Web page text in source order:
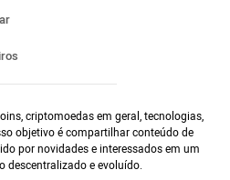
criptomoedas em geral, tecnologias,
objetivo é compartilhar conteúdo de
por novidades e interessados em um
descentralizado e evoluído.